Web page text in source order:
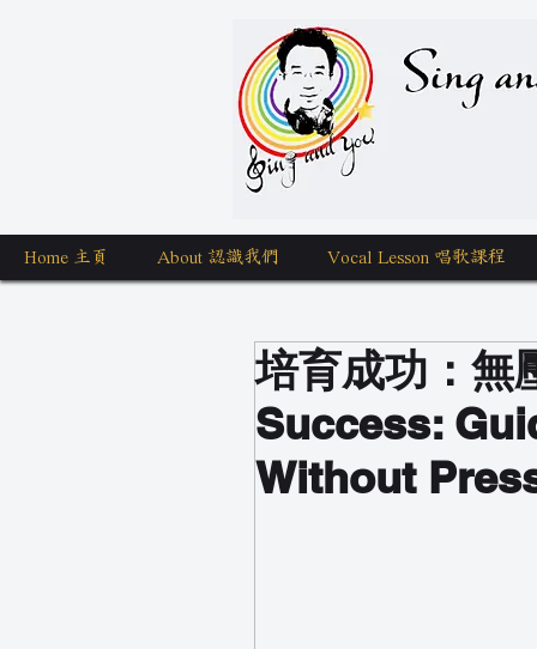
Sing
Home 主頁 About 認識我們 Vocal Lesson 唱歌課程
培育成功：無
Success:
Without